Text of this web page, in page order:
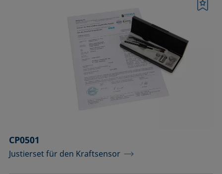
CP0501
Justierset für den Kraftsensor